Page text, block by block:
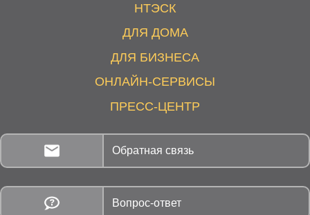
НТЭСК
ДЛЯ ДОМА
ДЛЯ БИЗНЕСА
ОНЛАЙН-СЕРВИСЫ
ПРЕСС-ЦЕНТР
Обратная связь
Вопрос-ответ